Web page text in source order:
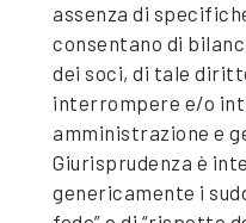
assenza di
consentano di
dei soci, di tale
interrompere e/o
amministrazione e
Giurisprudenza è
genericamente i